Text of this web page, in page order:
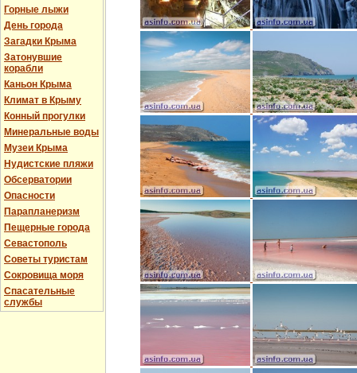
Горные лыжи
День города
Загадки Крыма
Затонувшие
корабли
Каньон Крыма
Климат в Крыму
Конный прогулки
Минеральные воды
Музеи Крыма
Нудистские пляжи
Обсерватории
Опасности
Парапланеризм
Пещерные города
Севастополь
Советы туристам
Сокровища моря
Спасательные
службы